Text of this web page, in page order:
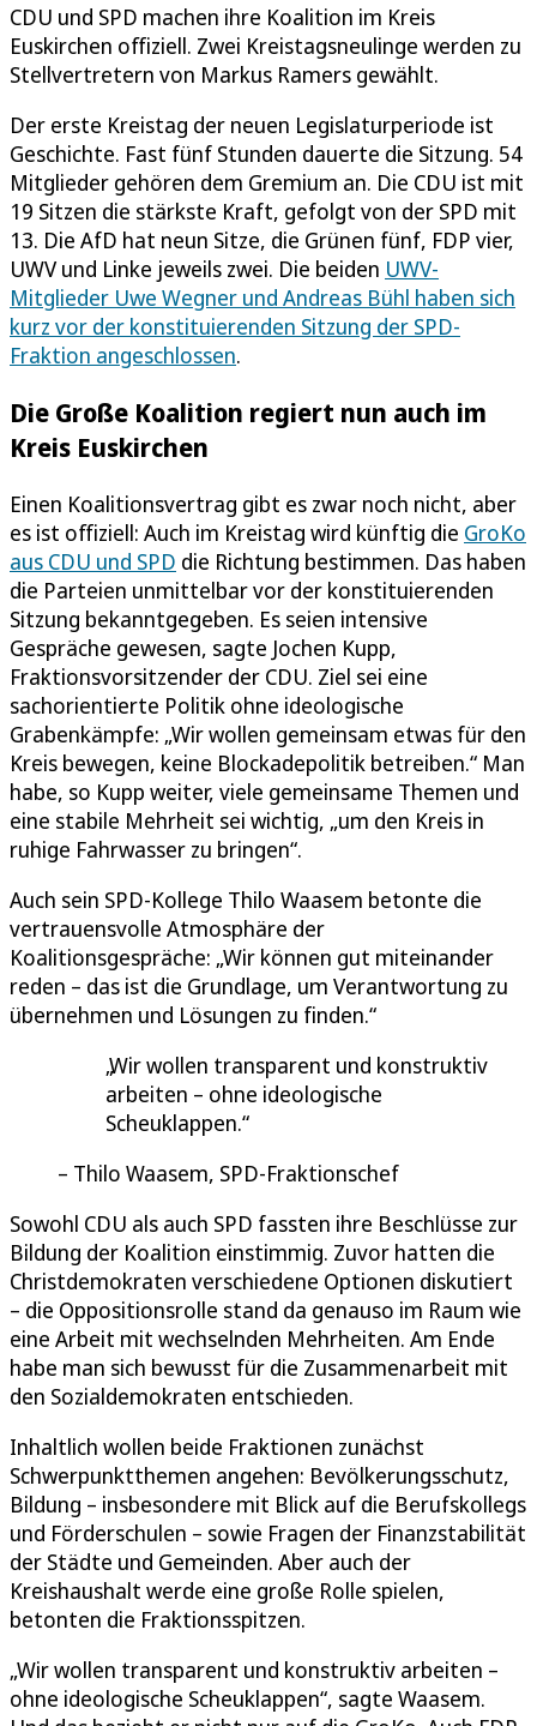
CDU und SPD machen ihre Koalition im Kreis
Euskirchen offiziell. Zwei Kreistagsneulinge werden zu
Stellvertretern von Markus Ramers gewählt.
Der erste Kreistag der neuen Legislaturperiode ist
Geschichte. Fast fünf Stunden dauerte die Sitzung. 54
Mitglieder gehören dem Gremium an. Die CDU ist mit
19 Sitzen die stärkste Kraft, gefolgt von der SPD mit
13. Die AfD hat neun Sitze, die Grünen fünf, FDP vier,
UWV und Linke jeweils zwei. Die beiden UWV-
Mitglieder Uwe Wegner und Andreas Bühl haben sich
kurz vor der konstituierenden Sitzung der SPD-
Fraktion angeschlossen.
Die Große Koalition regiert nun auch im
Kreis Euskirchen
Einen Koalitionsvertrag gibt es zwar noch nicht, aber
es ist offiziell: Auch im Kreistag wird künftig die GroKo
aus CDU und SPD die Richtung bestimmen. Das haben
die Parteien unmittelbar vor der konstituierenden
Sitzung bekanntgegeben. Es seien intensive
Gespräche gewesen, sagte Jochen Kupp,
Fraktionsvorsitzender der CDU. Ziel sei eine
sachorientierte Politik ohne ideologische
Grabenkämpfe: „Wir wollen gemeinsam etwas für den
Kreis bewegen, keine Blockadepolitik betreiben.“ Man
habe, so Kupp weiter, viele gemeinsame Themen und
eine stabile Mehrheit sei wichtig, „um den Kreis in
ruhige Fahrwasser zu bringen“.
Auch sein SPD-Kollege Thilo Waasem betonte die
vertrauensvolle Atmosphäre der
Koalitionsgespräche: „Wir können gut miteinander
reden – das ist die Grundlage, um Verantwortung zu
übernehmen und Lösungen zu finden.“
Wir wollen transparent und konstruktiv
arbeiten – ohne ideologische
Scheuklappen.
Thilo Waasem, SPD-Fraktionschef
Sowohl CDU als auch SPD fassten ihre Beschlüsse zur
Bildung der Koalition einstimmig. Zuvor hatten die
Christdemokraten verschiedene Optionen diskutiert
– die Oppositionsrolle stand da genauso im Raum wie
eine Arbeit mit wechselnden Mehrheiten. Am Ende
habe man sich bewusst für die Zusammenarbeit mit
den Sozialdemokraten entschieden.
Inhaltlich wollen beide Fraktionen zunächst
Schwerpunktthemen angehen: Bevölkerungsschutz,
Bildung – insbesondere mit Blick auf die Berufskollegs
und Förderschulen – sowie Fragen der Finanzstabilität
der Städte und Gemeinden. Aber auch der
Kreishaushalt werde eine große Rolle spielen,
betonten die Fraktionsspitzen.
„Wir wollen transparent und konstruktiv arbeiten –
ohne ideologische Scheuklappen“, sagte Waasem.